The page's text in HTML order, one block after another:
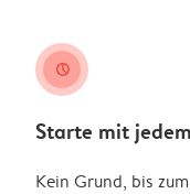
clock
Starte mit
Kein Grund, bis